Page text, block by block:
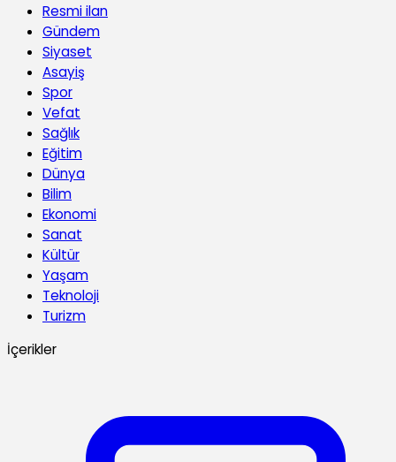
Resmi ilan
Gündem
Siyaset
Asayiş
Spor
Vefat
Sağlık
Eğitim
Dünya
Bilim
Ekonomi
Sanat
Kültür
Yaşam
Teknoloji
Turizm
İçerikler